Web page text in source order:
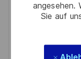
angesehen.
Sie auf
You'll receive